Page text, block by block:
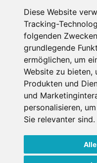
Diese Website
Tracking-
folgenden
grundlegende
ermöglichen, um
Website zu bieten,
Produkten und
und
personalisieren,
Sie relevanter sind.
Die Schneehoehen
Muss für alle